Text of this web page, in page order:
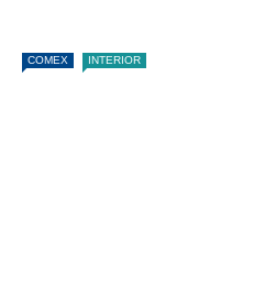
COMEX INTERIOR